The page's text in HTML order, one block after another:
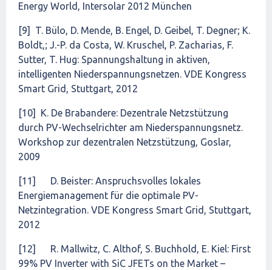
Energy World, Intersolar 2012 München
[9] T. Bülo, D. Mende, B. Engel, D. Geibel, T. Degner; K.
Boldt,; J.-P. da Costa, W. Kruschel, P. Zacharias, F.
Sutter, T. Hug: Spannungshaltung in aktiven,
intelligenten Niederspannungsnetzen. VDE Kongress
Smart Grid, Stuttgart, 2012
[10] K. De Brabandere: Dezentrale Netzstützung
durch PV-Wechselrichter am Niederspannungsnetz.
Workshop zur dezentralen Netzstützung, Goslar,
2009
[11] D. Beister: Anspruchsvolles lokales
Energiemanagement für die optimale PV-
Netzintegration. VDE Kongress Smart Grid, Stuttgart,
2012
[12] R. Mallwitz, C. Althof, S. Buchhold, E. Kiel: First
99% PV Inverter with SiC JFETs on the Market –